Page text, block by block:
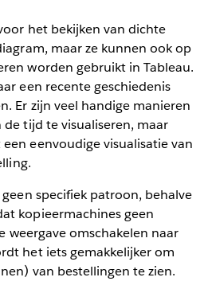
het bekijken van dichte
maar ze kunnen ook op
worden gebruikt in Tableau.
een recente geschiedenis
Er zijn veel handige manieren
tijd te visualiseren, maar
eenvoudige visualisatie van
specifiek patroon, behalve
kopieermachines geen
weergave omschakelen naar
het iets gemakkelijker om
van bestellingen te zien.